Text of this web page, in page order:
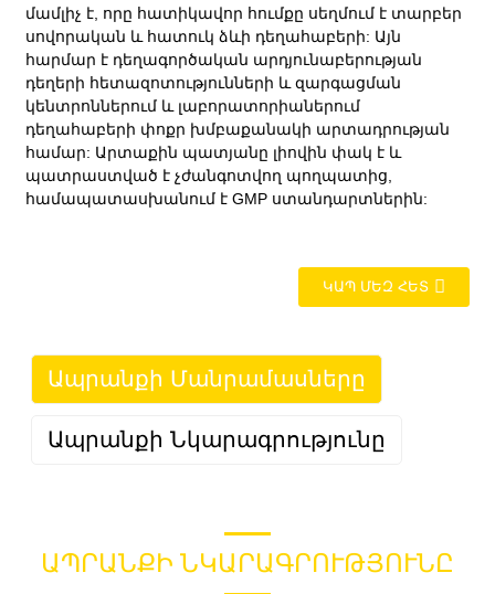
մամլիչ է, որը հատիկավոր հումքը սեղմում է տարբեր
սովորական և հատուկ ձևի դեղահաբերի: Այն
հարմար է դեղագործական արդյունաբերության
դեղերի հետազոտությունների և զարգացման
կենտրոններում և լաբորատորիաներում
դեղահաբերի փոքր խմբաքանակի արտադրության
համար: Արտաքին պատյանը լիովին փակ է և
պատրաստված է չժանգոտվող պողպատից,
համապատասխանում է GMP ստանդարտներին:
ԿԱՊ ՄԵԶ ՀԵՏ
Ապրանքի Մանրամասները
Ապրանքի Նկարագրությունը
ԱՊՐԱՆՔԻ ՆԿԱՐԱԳՐՈՒԹՅՈՒՆԸ